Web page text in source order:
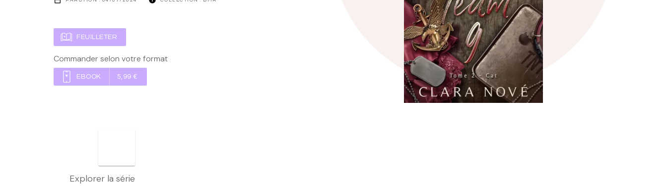
FEUILLETER
Commander selon votre format
EBOOK 5,99 €
Explorer la série